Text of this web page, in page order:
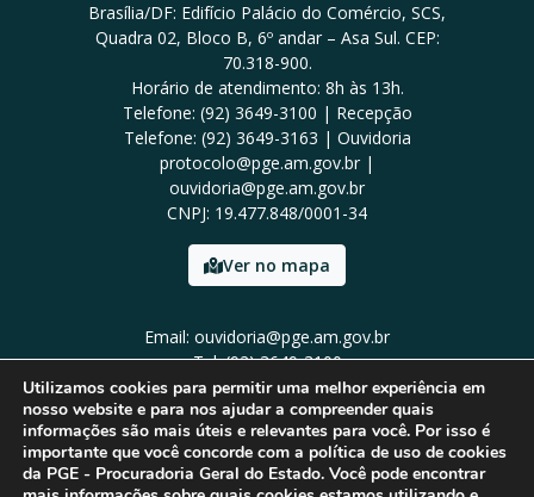
Brasília/DF: Edifício Palácio do Comércio, SCS,
Quadra 02, Bloco B, 6º andar – Asa Sul. CEP:
70.318-900.
Horário de atendimento: 8h às 13h.
Telefone: (92) 3649-3100 | Recepção
Telefone: (92) 3649-3163 | Ouvidoria
protocolo@pge.am.gov.br |
ouvidoria@pge.am.gov.br
CNPJ: 19.477.848/0001-34
Ver no mapa
Email: ouvidoria@pge.am.gov.br
Tel: (92) 3649-3100
Utilizamos cookies para permitir uma melhor experiência em
nosso website e para nos ajudar a compreender quais
informações são mais úteis e relevantes para você. Por isso é
importante que você concorde com a política de uso de cookies
da PGE - Procuradoria Geral do Estado. Você pode encontrar